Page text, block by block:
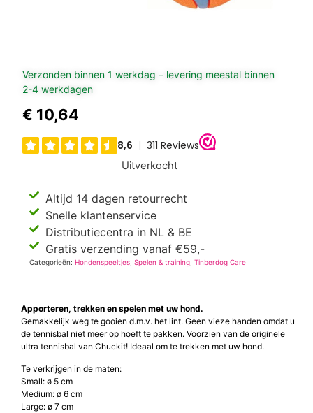
Verzonden binnen 1 werkdag – levering meestal binnen
2-4 werkdagen
€ 10,64
Uitverkocht
Altijd 14 dagen retourrecht
Snelle klantenservice
Distributiecentra in NL & BE
Gratis verzending vanaf €59,-
Categorieën:Hondenspeeltjes ,Spelen & training ,Tinberdog Care
Apporteren, trekken en spelen met uw hond.
Gemakkelijk weg te gooien d.m.v. het lint. Geen vieze handen omdat u
de tennisbal niet meer op hoeft te pakken. Voorzien van de originele
ultra tennisbal van Chuckit! Ideaal om te trekken met uw hond.
Te verkrijgen in de maten:
Small: ø 5 cm
Medium: ø 6 cm
Large: ø 7 cm